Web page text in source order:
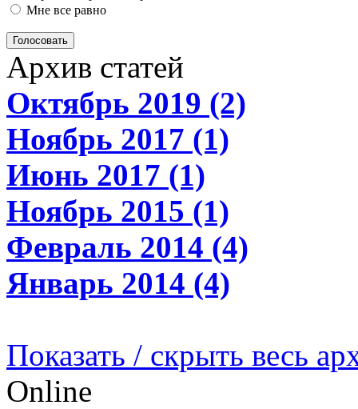
Мне все равно
Голосовать
Архив статей
Октябрь 2019 (2)
Ноябрь 2017 (1)
Июнь 2017 (1)
Ноябрь 2015 (1)
Февраль 2014 (4)
Январь 2014 (4)
Показать / скрыть весь
Online